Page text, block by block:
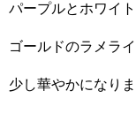
パープルとホワイ
ゴールドのラメラ
少し華やかになり